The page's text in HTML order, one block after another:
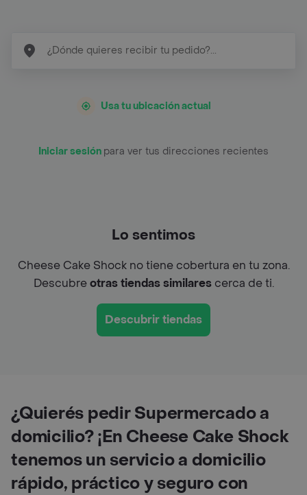
Usa tu ubicación actual
Iniciar sesión para ver tus direcciones recientes
Lo sentimos
Cheese Cake Shock no tiene cobertura en tu zona.
Descubreotras tiendas similarescerca de ti.
Descubrir tiendas
¿Quierés pedir Supermercado a
domicilio? ¡En Cheese Cake Shock
tenemos un servicio a domicilio
rápido, práctico y seguro con